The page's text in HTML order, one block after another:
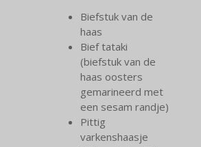
Biefstuk van de
haas
Bief tataki
(biefstuk van de
haas oosters
gemarineerd met
een sesam randje)
Pittig
varkenshaasje